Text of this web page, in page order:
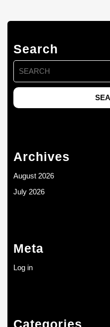
Search
Search
for:
Archives
August 2026
July 2026
Meta
Log in
Categories